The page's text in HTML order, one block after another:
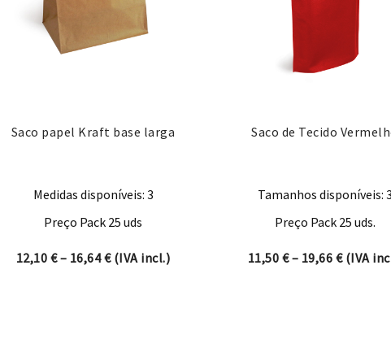
22,39 €
Saco papel Kraft base larga
Medidas disponíveis: 3
Preço Pack 25 uds
12,10 €– 16,64€Price range: 12,10 € through 16,64 €
(IVA incl.)
Saco de Tecido
Tamanhos disponíveis: 3
Preço Pack 25 uds.
11,50 €– 19,66 €Price
(IVA